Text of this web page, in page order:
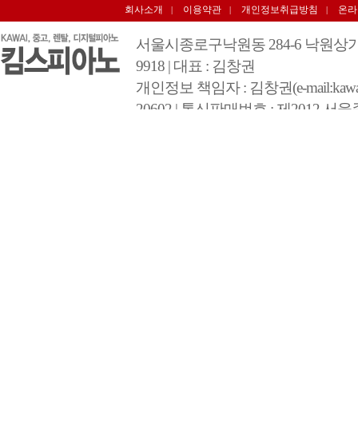
회사소개 이용약관 개인정보취급방침 온
서울시종로구낙원동 284-6 낙원상가
9918 | 대표 : 김창권
개인정보 책임자 : 김창권(e-
20602 | 통신판매번호 : 제2012 서울